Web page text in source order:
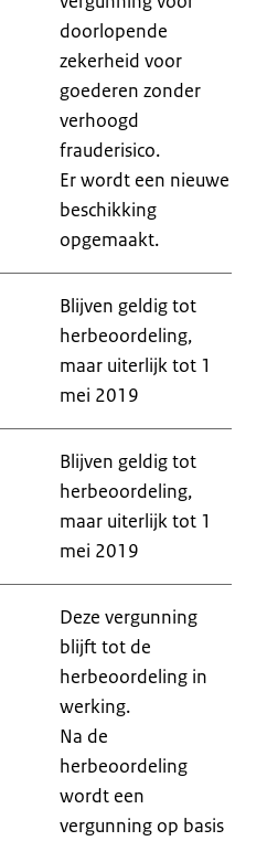
doorlopende
zekerheid voor
goederen zonder
verhoogd
frauderisico.
Er wordt een nieuwe
beschikking
opgemaakt.
Blijven geldig tot
herbeoordeling,
maar uiterlijk tot 1
mei 2019
Blijven geldig tot
herbeoordeling,
maar uiterlijk tot 1
mei 2019
Deze vergunning
blijft tot de
herbeoordeling in
werking.
Na de
herbeoordeling
wordt een
vergunning op basis